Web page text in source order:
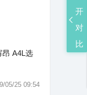
昂 A4L选
05/25 09:54
开
对
比